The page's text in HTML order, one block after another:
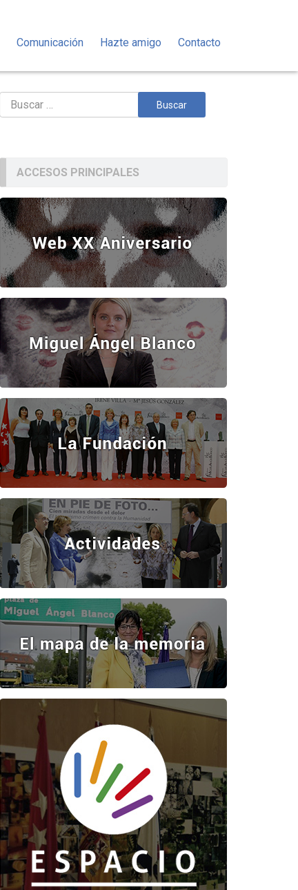
Comunicación Hazte amigo Contacto
Buscar:
ACCESOS PRINCIPALES